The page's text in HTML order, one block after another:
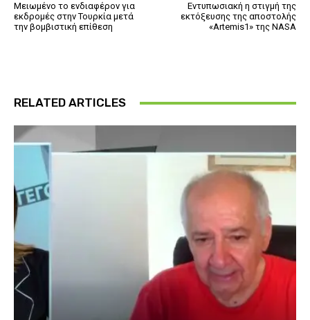
Μειωμένο το ενδιαφέρον για
εκδρομές στην Τουρκία μετά
την βομβιστική επίθεση
Εντυπωσιακή η στιγμή της
εκτόξευσης της αποστολής
«Artemis1» της NASA
RELATED ARTICLES